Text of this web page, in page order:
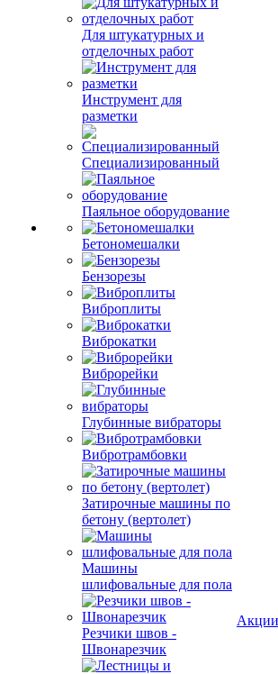
Для штукатурных и
отделочных работ
Инструмент для
разметки
Специализированный
Паяльное оборудование
Бетономешалки
Бензорезы
Виброплиты
Виброкатки
Виброрейки
Глубинные вибраторы
Вибротрамбовки
Затирочные машины по
бетону (вертолет)
Машины
шлифовальные для пола
Резчики швов -
Швонарезчик